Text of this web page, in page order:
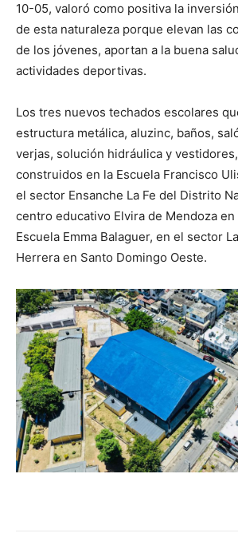
10-05, valoró como positiva la
de esta naturaleza porque elevan las
de los jóvenes, aportan a la buena
actividades deportivas.
Los tres nuevos techados escolares
estructura metálica, aluzinc, baños,
verjas, solución hidráulica y
construidos en la Escuela Francisco
el sector Ensanche La Fe del Distrito
centro educativo Elvira de Mendoza en
Escuela Emma Balaguer, en el sector
Herrera en Santo Domingo Oeste.